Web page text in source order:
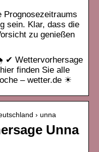
Prognosezeitraums
sein. Klar, dass die
zu genießen
✔ Wettervorhersage
finden Sie alle
– wetter.de ☀
› unna
Unna